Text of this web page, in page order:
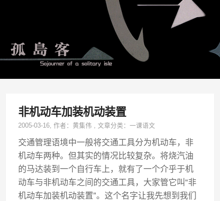
非机动车加装机动装置
2005-03-16, 作者：黄集伟 ,文章分类：一课语文
交通管理语境中一般将交通工具分为机动车，非
机动车两种。但其实的情况比较复杂。将烧汽油
的马达装到一个自行车上，就有了一个介乎于机
动车与非机动车之间的交通工具，大家管它叫“非
机动车加装机动装置”。这个名字让我先想到我们